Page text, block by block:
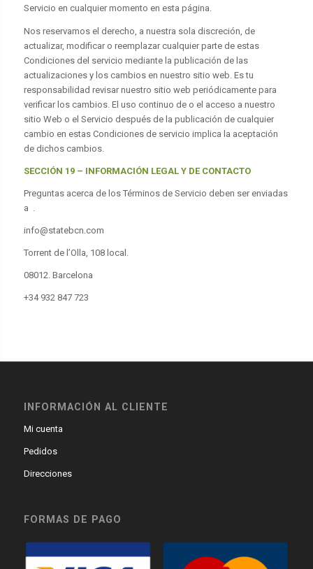
Servicio en cualquier momento en esta página.
Nos reservamos el derecho, a nuestra sola discreción, de
actualizar, modificar o reemplazar cualquier parte de estas
Condiciones del servicio mediante la publicación de las
actualizaciones y los cambios en nuestro sitio web. Es tu
responsabilidad revisar nuestro sitio web periódicamente para
verificar los cambios. El uso continuo de o el acceso a nuestro
sitio Web o el Servicio después de la publicación de cualquier
cambio en estas Condiciones de servicio implica la aceptación
de dichos cambios.
SECCIÓN 19 – INFORMACIÓN LEGAL Y DE CONTACTO
Preguntas acerca de los Términos de Servicio deben ser enviadas
a .
info@statebcn.com
Torrent de l’Olla, 108 local.
08012. Barcelona
+34 932 847 723
INFORMACIÓN AL CLIENTE
Mi cuenta
Pedidos
Direcciones
FORMAS DE PAGO